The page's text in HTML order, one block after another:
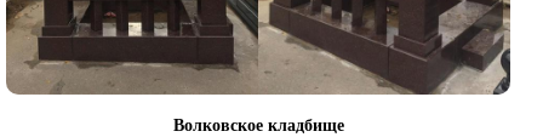
Волковское кладбище